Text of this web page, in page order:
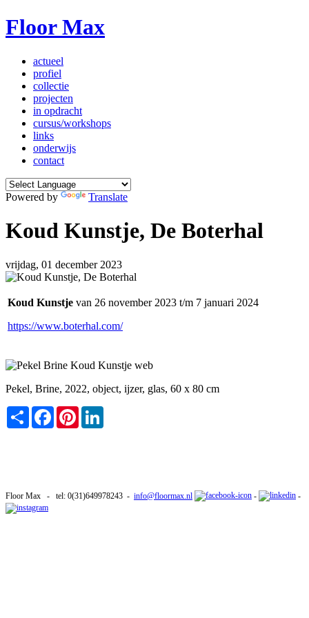
Floor Max
actueel
profiel
collectie
projecten
in opdracht
cursus/workshops
links
onderwijs
contact
Powered by Translate
Koud Kunstje, De Boterhal
vrijdag, 01 december 2023
Koud Kunstje van 26 november 2023 t/m 7 januari 2024
https://www.boterhal.com/
Pekel, Brine, 2022, object, ijzer, glas, 60 x 80 cm
Share FacebookPinterest
Floor Max - tel: 0(31)649978243 - info@floormax.nl - -